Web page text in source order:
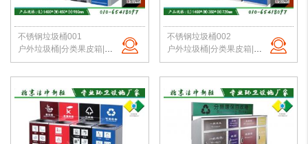
不锈钢垃圾桶001
户外垃圾桶|分类果皮箱|金属果皮箱|公园垃圾桶|不锈钢垃圾桶|北京洁净新雅
不锈钢垃圾桶002
户外垃圾桶|分类果皮箱|金属果皮箱|公园垃圾桶|不锈钢垃圾桶|北京洁净新雅